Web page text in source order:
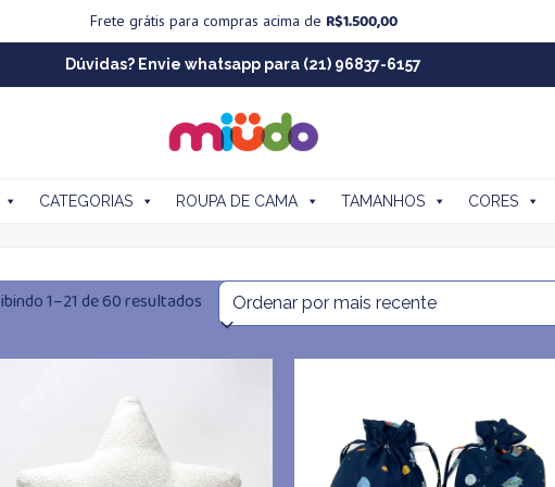
Frete grátis para compras acima de R$1.500,00
Dúvidas? Envie whatsapp para (21) 96837-6157
CATEGORIAS ROUPA DE CAMA TAMANHOS CORES
1–21 de 60 resultados Classificado